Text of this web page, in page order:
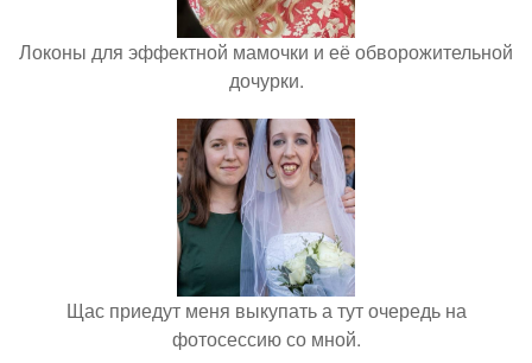
Локоны для эффектной мамочки и её обворожительной
дочурки.
Щас приедут меня выкупать а тут очередь на
фотосессию со мной.